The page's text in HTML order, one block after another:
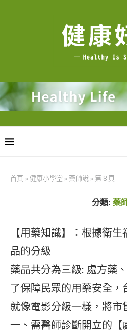
首頁 »健康小學堂 » 藥師說 » 第 8 頁
分類: 藥
【用藥知識】：根據衛
品的分級
藥品共分為三級: 處方藥
了保障民眾的用藥安全
就像電影分級一樣，將市
一、需醫師診斷開立的【